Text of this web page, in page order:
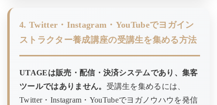
4. Twitter・Instagram・YouTubeでヨガイン
ストラクター養成講座の受講生を集める方法
UTAGEは販売・配信・決済システムであり、集客
ツールではありません。 受講生を集めるには、
Twitter・Instagram・YouTubeでヨガノウハウを発信